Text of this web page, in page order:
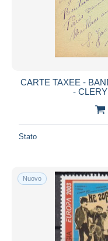
CARTE TAXEE -
-
Stato
Nuovo